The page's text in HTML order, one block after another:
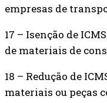
empresas de
17 – Isenção de
de materiais de
18 – Redução de
materiais ou peças